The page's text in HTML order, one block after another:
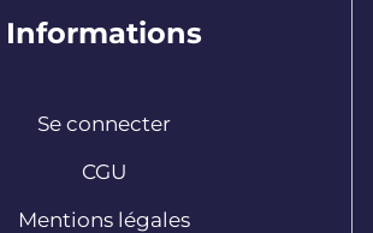
Informations
Se connecter
CGU
Mentions légales